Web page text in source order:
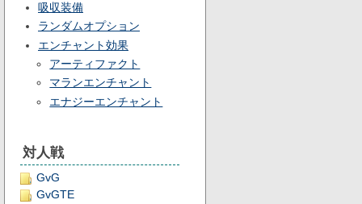
吸収装備
ランダムオプション
エンチャント効果
アーティファクト
マランエンチャント
エナジーエンチャント
対人戦
GvG
GvGTE